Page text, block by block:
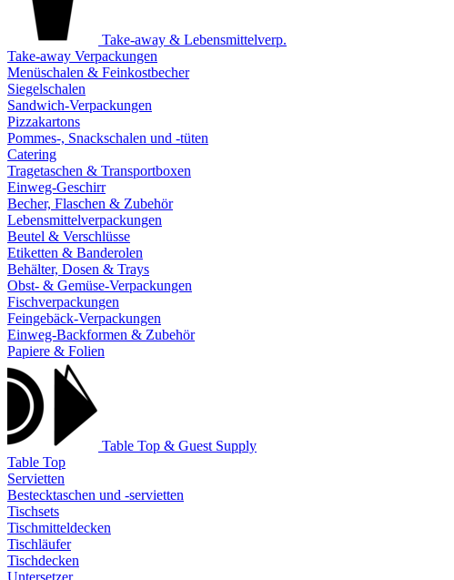
Take-away & Lebensmittelverp.
Take-away Verpackungen
Menüschalen & Feinkostbecher
Siegelschalen
Sandwich-Verpackungen
Pizzakartons
Pommes-, Snackschalen und -tüten
Catering
Tragetaschen & Transportboxen
Einweg-Geschirr
Becher, Flaschen & Zubehör
Lebensmittelverpackungen
Beutel & Verschlüsse
Etiketten & Banderolen
Behälter, Dosen & Trays
Obst- & Gemüse-Verpackungen
Fischverpackungen
Feingebäck-Verpackungen
Einweg-Backformen & Zubehör
Papiere & Folien
Table Top & Guest Supply
Table Top
Servietten
Bestecktaschen und -servietten
Tischsets
Tischmitteldecken
Tischläufer
Tischdecken